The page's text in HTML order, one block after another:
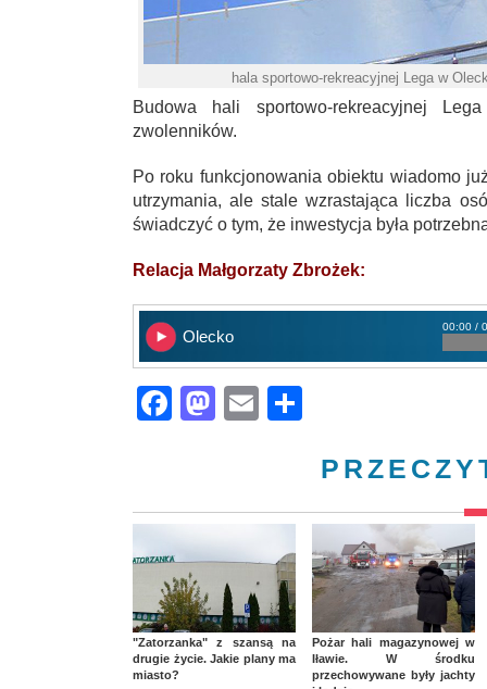
hala sportowo-rekreacyjnej Lega w
Budowa hali sportowo-rekreacyjnej
zwolenników.
Po roku funkcjonowania obiektu wiadomo
utrzymania, ale stale wzrastająca liczba
świadczyć o tym, że inwestycja była
Relacja Małgorzaty Zbrożek:
Olecko
00:00 /
Facebook
Mastodon
Email
"Zatorzanka" z szansą na
drugie życie. Jakie plany ma
miasto?
Pożar hali magazynowej w
Iławie. W środku
przechowywane były jachty